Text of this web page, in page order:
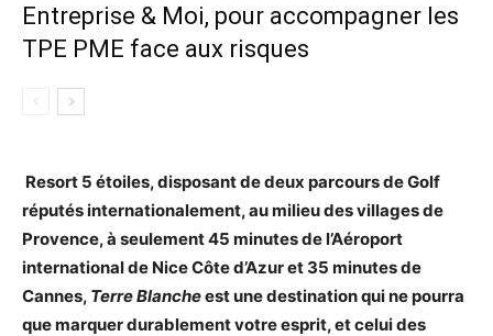
Entreprise & Moi, pour accompagner les
TPE PME face aux risques
Resort 5 étoiles, disposant de deux parcours de Golf
réputés internationalement, au milieu des villages de
Provence, à seulement 45 minutes de l’Aéroport
international de Nice Côte d’Azur et 35 minutes de
Cannes, Terre Blancheest une destination qui ne pourra
que marquer durablement votre esprit, et celui des